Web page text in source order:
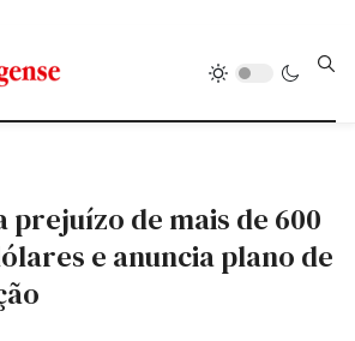
prejuízo de mais de 600
e anuncia plano de